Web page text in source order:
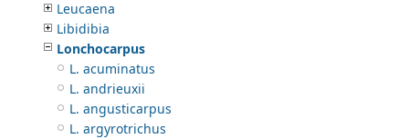
Leucaena
Libidibia
Lonchocarpus
L. acuminatus
L. andrieuxii
L. angusticarpus
L. argyrotrichus